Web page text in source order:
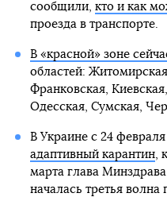
сообщили, кто и как
проезда в транспорте.
В «красной» зоне
областей:
Франковская,
Одесская, Сумская,
В Украине с 24
адаптивный карантин,
марта глава
началась третья